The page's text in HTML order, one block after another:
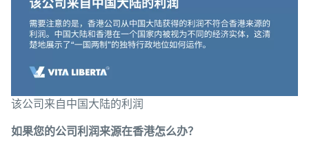
该公司来自中国大陆的利润
如果您的公司利润来源在香港怎么办？